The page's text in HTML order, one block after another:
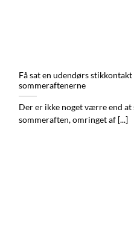
Få sat en udendørs
sommeraftenerne
Der er ikke noget værre end at
sommeraften, omringet af [...]